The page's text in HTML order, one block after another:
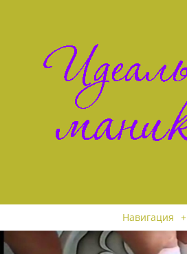
Навигация +